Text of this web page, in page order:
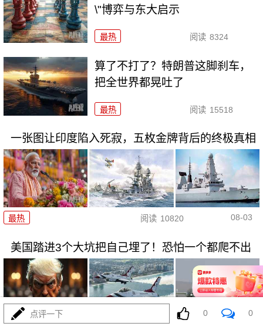
\"博弈与东大启示
最热 阅读 8324
算了不打了？特朗普这脚刹车，
把全世界都晃吐了
最热 阅读 15518
一张图让印度陷入死寂，五枚金牌背后的终极真相
最热 阅读 10820 08-03
美国踏进3个大坑把自己埋了！恐怕一个都爬不出
点评一下 0 0